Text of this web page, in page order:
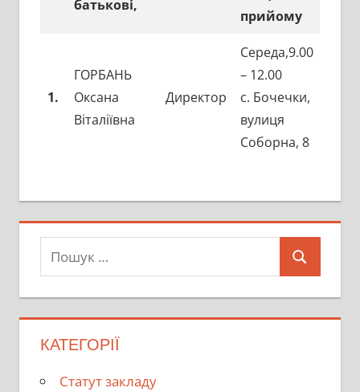
батькові,
прийому
1.
ГОРБАНЬ
Оксана
Віталіївна
Директор
Середа,9.00
– 12.00
с. Бочечки,
вулиця
Соборна, 8
Пошук:
Пошук
КАТЕГОРІЇ
Cтатут закладу